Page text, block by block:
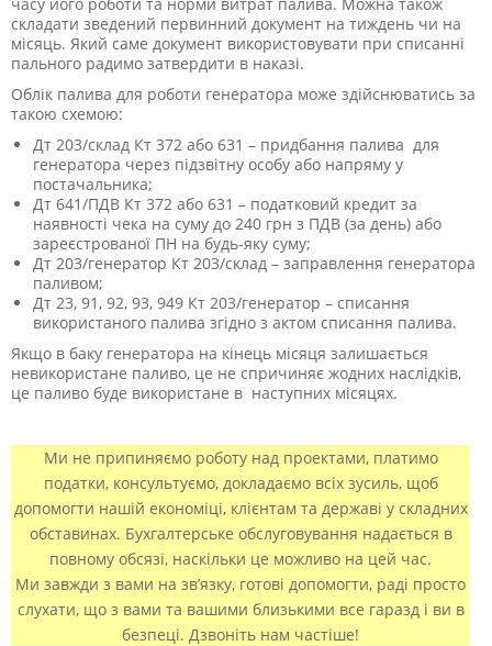
складати зведений первинний документ на тиждень чи на
місяць. Який саме документ використовувати при списанні
пального радимо затвердити в наказі.
Облік палива для роботи генератора може здійснюватись за
такою схемою:
Дт 203/склад Кт 372 або 631 – придбання палива для
генератора через підзвітну особу або напряму у
постачальника;
Дт 641/ПДВ Кт 372 або 631 – податковий кредит за
наявності чека на суму до 240 грн з ПДВ (за день) або
зареєстрованої ПН на будь-яку суму;
Дт 203/генератор Кт 203/склад – заправлення генератора
паливом;
Дт 23, 91, 92, 93, 949 Кт 203/генератор – списання
використаного палива згідно з актом списання палива.
Якщо в баку генератора на кінець місяця залишається
невикористане паливо, це не спричиняє жодних наслідків,
це паливо буде використане в наступних місяцях.
Ми не припиняємо роботу над проектами, платимо
податки, консультуємо, докладаємо всіх зусиль, щоб
допомогти нашій економіці, клієнтам та державі у складних
обставинах. Бухгалтерське обслуговування надається в
повному обсязі, наскільки це можливо на цей час.
Ми завжди з вами на зв’язку, готові допомогти, раді просто
слухати, що з вами та вашими близькими все гаразд і ви в
безпеці. Дзвоніть нам частіше!